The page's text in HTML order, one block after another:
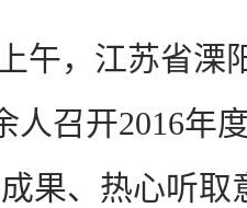
，江苏省溧
人召开2016年
果、热心听